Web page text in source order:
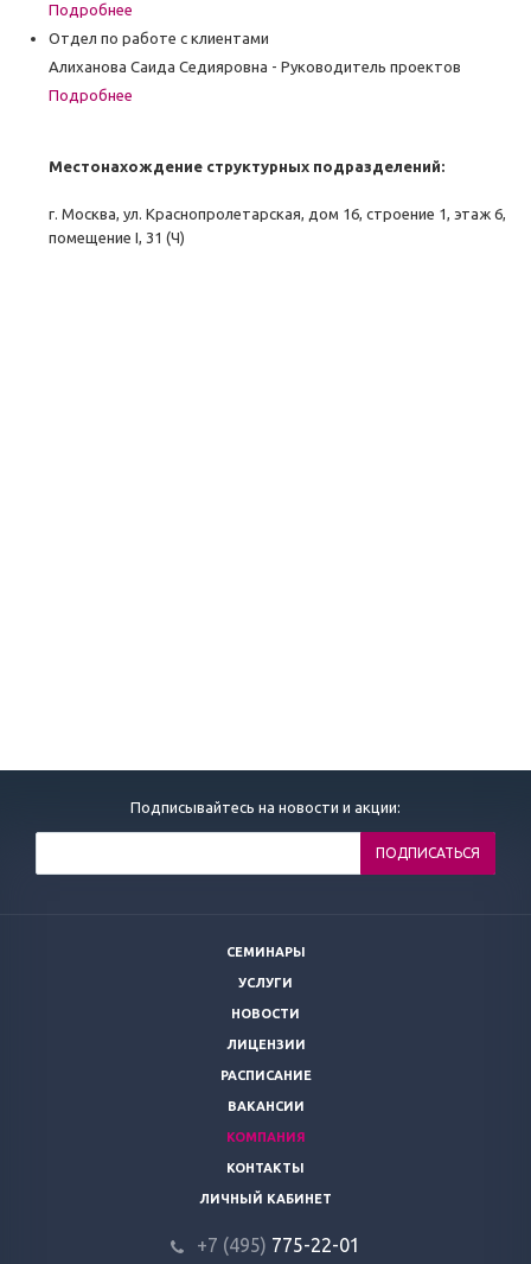
Подробнее
Отдел по работе с клиентами
Алиханова Саида Седияровна - Руководитель проектов
Подробнее
Местонахождение структурных подразделений:
г. Москва, ул. Краснопролетарская, дом 16, строение 1, этаж 6,
помещение I, 31 (Ч)
Подписывайтесь на новости и акции:
СЕМИНАРЫ
УСЛУГИ
НОВОСТИ
ЛИЦЕНЗИИ
РАСПИСАНИЕ
ВАКАНСИИ
КОМПАНИЯ
КОНТАКТЫ
ЛИЧНЫЙ КАБИНЕТ
+7 (495) 775-22-01